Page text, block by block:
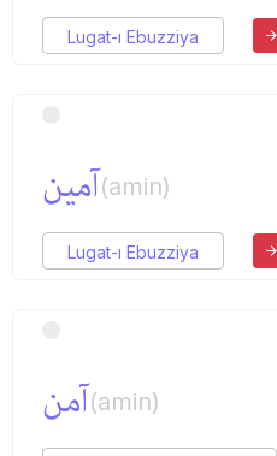
Lugat-ı Ebuzziya
آمین(amin)
Lugat-ı Ebuzziya
آمن(amin)